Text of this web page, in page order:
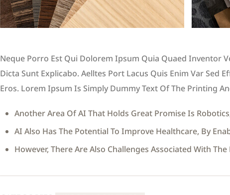
Neque Porro Est Qui Dolorem Ipsum Quia Quaed Inventor
Dicta Sunt Explicabo. Aelltes Port Lacus Quis Enim Var Sed
Eros. Lorem Ipsum Is Simply Dummy Text Of The Printing
Another Area Of AI That Holds Great Promise Is
AI Also Has The Potential To Improve Healthcare, By
However, There Are Also Challenges Associated With